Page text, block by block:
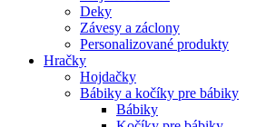
Deky
Závesy a záclony
Personalizované produkty
Hračky
Hojdačky
Bábiky a kočíky pre bábiky
Bábiky